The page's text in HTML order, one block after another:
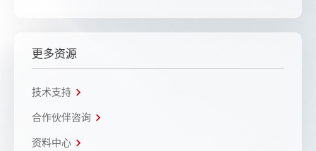
更多资源
技术支持
合作伙伴咨询
资料中心